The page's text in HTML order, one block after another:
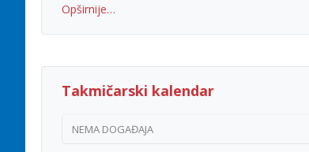
Opširnije…
Takmičarski kalendar
NEMA DOGAĐAJA